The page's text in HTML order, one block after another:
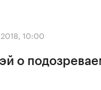
10:00
о